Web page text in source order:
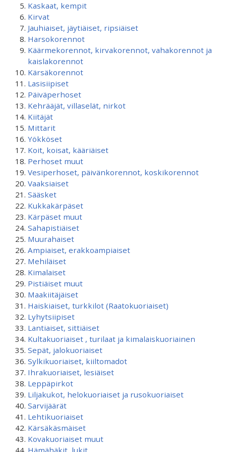
Kaskaat, kempit
Kirvat
Jauhiaiset, jäytiäiset, ripsiäiset
Harsokorennot
Käärmekorennot, kirvakorennot, vahakorennot ja
kaislakorennot
Kärsäkorennot
Lasisiipiset
Päiväperhoset
Kehrääjät, villaselät, nirkot
Kiitäjät
Mittarit
Yökköset
Koit, koisat, kääriäiset
Perhoset muut
Vesiperhoset, päivänkorennot, koskikorennot
Vaaksiaiset
Sääsket
Kukkakärpäset
Kärpäset muut
Sahapistiäiset
Muurahaiset
Ampiaiset, erakkoampiaiset
Mehiläiset
Kimalaiset
Pistiäiset muut
Maakiitäjäiset
Haiskiaiset, turkkilot (Raatokuoriaiset)
Lyhytsiipiset
Lantiaiset, sittiäiset
Kultakuoriaiset , turilaat ja kimalaiskuoriainen
Sepät, jalokuoriaiset
Sylkikuoriaiset, kiiltomadot
Ihrakuoriaiset, lesiäiset
Leppäpirkot
Liljakukot, helokuoriaiset ja rusokuoriaiset
Sarvijäärät
Lehtikuoriaiset
Kärsäkäsmäiset
Kovakuoriaiset muut
Hämähäkit, lukit